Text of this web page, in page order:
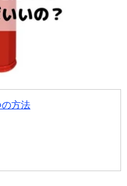
方法